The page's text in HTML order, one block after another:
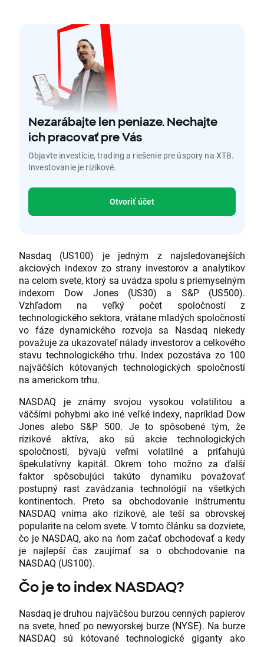
Nezarábajte len peniaze. Nechajte
ich pracovať pre Vás
Objavte investície, trading a riešenie pre úspory na XTB.
Investovanie je rizikové.
Otvoriť účet
Nasdaq (US100) je jedným z najsledovanejších
akciových indexov zo strany investorov a analytikov
na celom svete, ktorý sa uvádza spolu s priemyselným
indexom Dow Jones (US30) a S&P (US500).
Vzhľadom na veľký počet spoločností z
technologického sektora, vrátane mladých spoločností
vo fáze dynamického rozvoja sa Nasdaq niekedy
považuje za ukazovateľ nálady investorov a celkového
stavu technologického trhu. Index pozostáva zo 100
najväčších kótovaných technologických spoločností
na americkom trhu.
NASDAQ je známy svojou vysokou volatilitou a
väčšími pohybmi ako iné veľké indexy, napríklad Dow
Jones alebo S&P 500. Je to spôsobené tým, že
rizikové aktíva, ako sú akcie technologických
spoločností, bývajú veľmi volatilné a priťahujú
špekulatívny kapitál. Okrem toho možno za ďalší
faktor spôsobujúci takúto dynamiku považovať
postupný rast zavádzania technológií na všetkých
kontinentoch. Preto sa obchodovanie inštrumentu
NASDAQ vníma ako rizikové, ale teší sa obrovskej
popularite na celom svete. V tomto článku sa dozviete,
čo je NASDAQ, ako na ňom začať obchodovať a kedy
je najlepší čas zaujímať sa o obchodovanie na
NASDAQ (US100).
Čo je to index NASDAQ?
Nasdaq je druhou najväčšou burzou cenných papierov
na svete, hneď po newyorskej burze (NYSE). Na burze
NASDAQ sú kótované technologické giganty ako